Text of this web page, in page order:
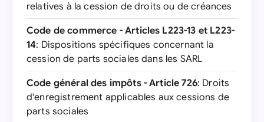
relatives à la cession de droits ou de créances
Code de commerce - Articles L223-13 et L223-
14: Dispositions spécifiques concernant la
cession de parts sociales dans les SARL
Code général des impôts - Article 726: Droits
d'enregistrement applicables aux cessions de
parts sociales